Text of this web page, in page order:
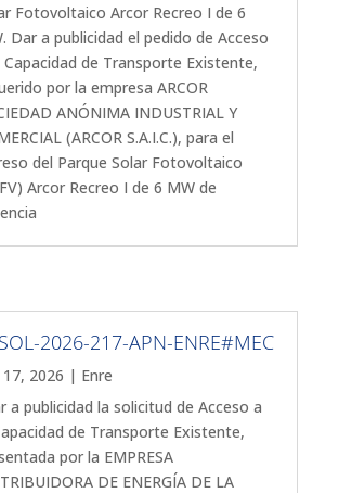
Fotovoltaico Arcor Recreo I de 6
Dar a publicidad el pedido de Acceso
Capacidad de Transporte Existente,
por la empresa ARCOR
ANÓNIMA INDUSTRIAL Y
(ARCOR S.A.I.C.), para el
del Parque Solar Fotovoltaico
Arcor Recreo I de 6 MW de
2026-217-APN-ENRE#MEC
2026 | Enre
a publicidad la solicitud de Acceso a
de Transporte Existente,
por la EMPRESA
DE ENERGÍA DE LA